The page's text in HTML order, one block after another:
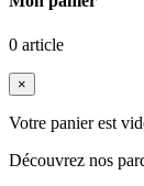
0 article
×
Votre panier est
Découvrez nos